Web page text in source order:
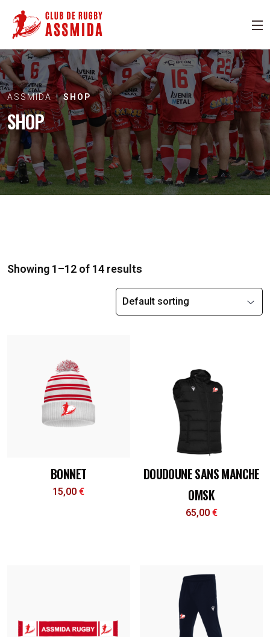
ASSMIDA SHOP
SHOP
Showing 1–12 of 14 results
BONNET
15,00€
DOUDOUNE SANS MANCHE
OMSK
65,00 €